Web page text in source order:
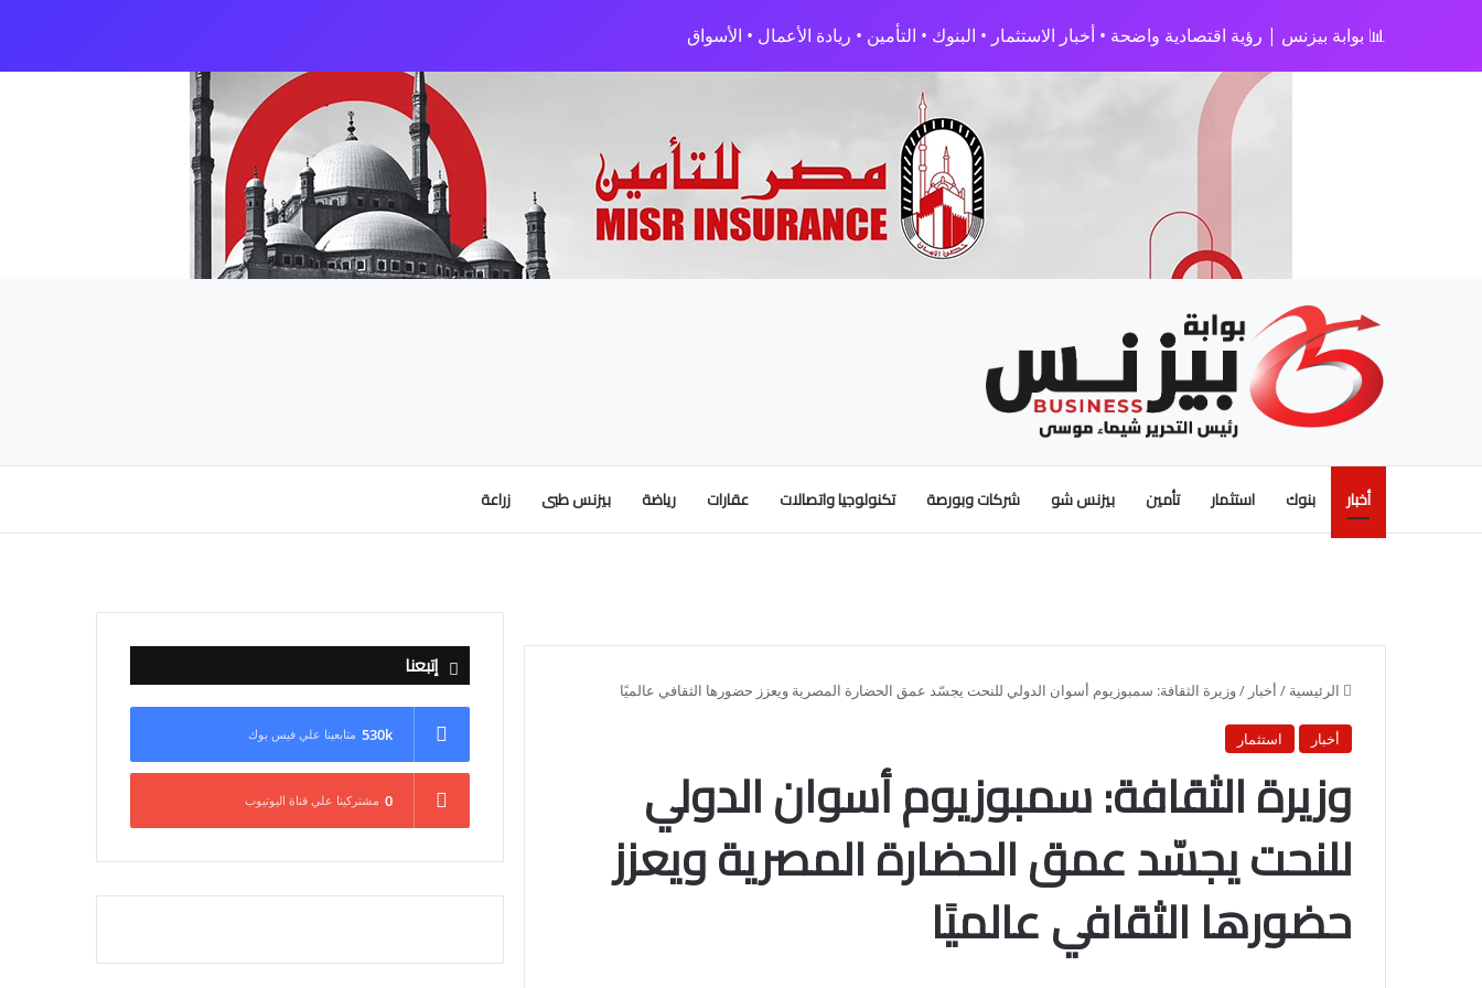
📊 بوابة بيزنس | رؤية اقتصادية واضحة • أخبار الاستثمار • البنوك • التأمين • ريادة الأعمال • الأسواق
أخبار بنوك استثمار تأمين بيزنس شو شركات وبورصة تكنولوجيا واتصالات عقارات رياضة بيزنس طبى زراعة
الرئيسية / أخبار /وزيرة الثقافة: سمبوزيوم أسوان الدولي للنحت يجسّد عمق الحضارة المصرية ويعزز حضورها الثقافي عالميًا
أخبار استثمار
وزيرة الثقافة: سمبوزيوم أسوان الدولي
للنحت يجسّد عمق الحضارة المصرية ويعزز
حضورها الثقافي عالميًا
إتبعنا
530k متابعينا علي فيس بوك
0 مشتركينا علي قناة اليوتيوب